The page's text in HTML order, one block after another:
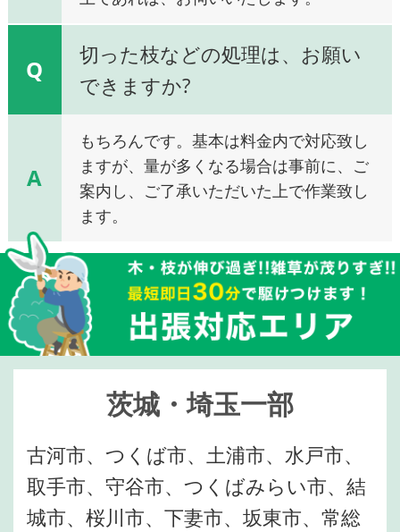
Q
切った枝などの処理は、お願い
できますか?
A
もちろんです。基本は料金内で対応致し
ますが、量が多くなる場合は事前に、ご
案内し、ご了承いただいた上で作業致し
ます。
茨城・埼玉一部
古河市、つくば市、土浦市、水戸市、
取手市、守谷市、つくばみらい市、結
城市、桜川市、下妻市、坂東市、常総